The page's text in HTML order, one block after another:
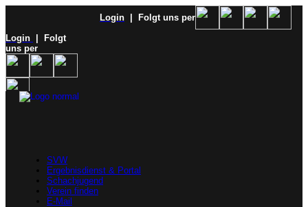
Login
| Folgt uns per
Login
| Folgt
uns per
SVW
Ergebnisdienst & Portal
Schachjugend
Verein finden
E-Mail